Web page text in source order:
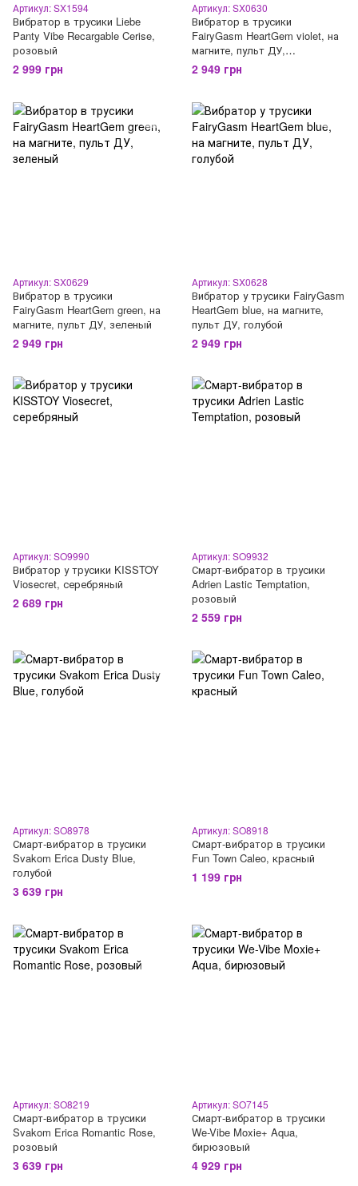
Артикул: SX1594
Вибратор в трусики Liebe
Panty Vibe Recargable Cerise,
розовый
2 999 грн
Артикул: SX0630
Вибратор в трусики
FairyGasm HeartGem violet, на
магните, пульт ДУ,
фиолетовый
2 949 грн
Артикул: SX0629
Вибратор в трусики
FairyGasm HeartGem green, на
магните, пульт ДУ, зеленый
2 949 грн
Артикул: SX0628
Вибратор у трусики FairyGasm
HeartGem blue, на магните,
пульт ДУ, голубой
2 949 грн
Артикул: SO9990
Вибратор у трусики KISSTOY
Viosecret, серебряный
2 689 грн
Артикул: SO9932
Смарт-вибратор в трусики
Adrien Lastic Temptation,
розовый
2 559 грн
Артикул: SO8978
Смарт-вибратор в трусики
Svakom Erica Dusty Blue,
голубой
3 639 грн
Артикул: SO8918
Смарт-вибратор в трусики
Fun Town Caleo, красный
1 199 грн
Артикул: SO8219
Смарт-вибратор в трусики
Svakom Erica Romantic Rose,
розовый
3 639 грн
Артикул: SO7145
Смарт-вибратор в трусики
We-Vibe Moxie+ Aqua,
бирюзовый
4 929 грн